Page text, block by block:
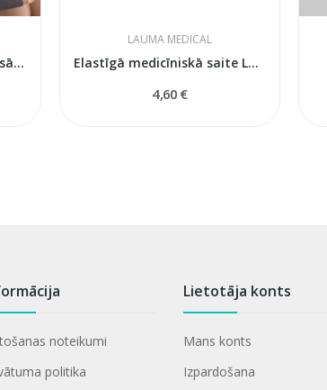
Balstošais apsējs rokas fiksācijai
LAUMA MEDICAL
Elastīgā medicīniskā saite Lauma Medical modelis 6
4,60 €
noteikumi
politika
Lietotāja konts
Mans konts
Izpardošana